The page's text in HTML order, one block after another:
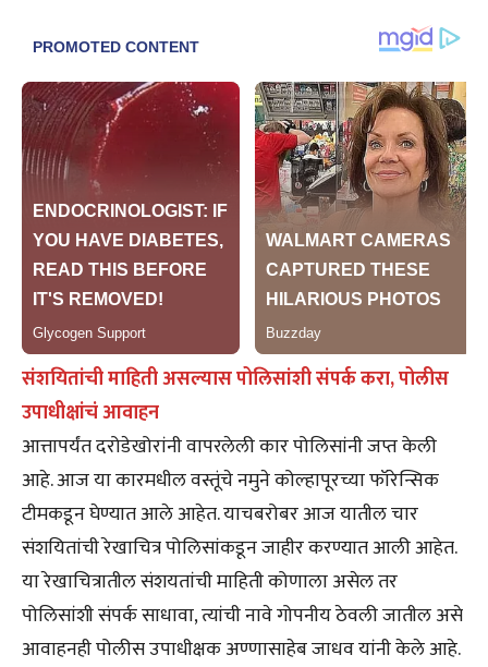
संशयितांची माहिती असल्यास पोलिसांशी संपर्क करा, पोलीस
उपाधीक्षांचं आवाहन
आत्तापर्यंत दरोडेखोरांनी वापरलेली कार पोलिसांनी जप्त केली
आहे. आज या कारमधील वस्तूंचे नमुने कोल्हापूरच्या फॉरेन्सिक
टीमकडून घेण्यात आले आहेत. याचबरोबर आज यातील चार
संशयितांची रेखाचित्र पोलिसांकडून जाहीर करण्यात आली आहेत.
या रेखाचित्रातील संशयतांची माहिती कोणाला असेल तर
पोलिसांशी संपर्क साधावा, त्यांची नावे गोपनीय ठेवली जातील असे
आवाहनही पोलीस उपाधीक्षक अण्णासाहेब जाधव यांनी केले आहे.